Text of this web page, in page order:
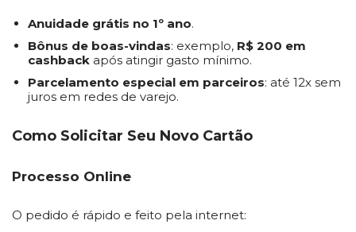
Anuidade grátis no 1º ano.
Bônus de boas-vindas: exemplo, R$ 200 em
cashback após atingir gasto mínimo.
Parcelamento especial em parceiros: até 12x sem
juros em redes de varejo.
Como Solicitar Seu Novo Cartão
Processo Online
O pedido é rápido e feito pela internet: